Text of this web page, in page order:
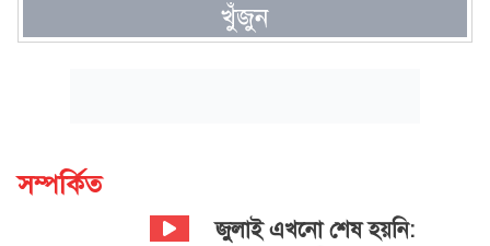
খুঁজুন
সম্পর্কিত
জুলাই এখনো শেষ হয়নি: